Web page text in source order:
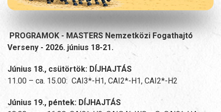
PROGRAMOK - MASTERS Nemzetközi Fogathajtó
Verseny - 2026. június 18-21.
Június 18., csütörtök: DÍJHAJTÁS
11.00 – ca. 15.00: CAI3*-H1, CAI2*-H1, CAI2*-H2
Június 19., péntek: DÍJHAJTÁS